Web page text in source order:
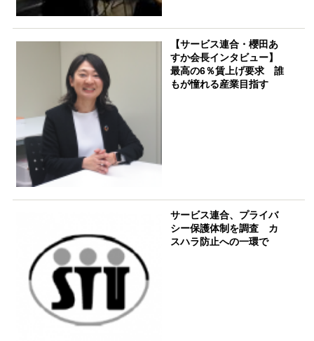
【サービス連合・櫻田あ
すか会長インタビュー】
最高の6％賃上げ要求 誰
もが憧れる産業目指す
サービス連合、プライバ
シー保護体制を調査 カ
スハラ防止への一環で